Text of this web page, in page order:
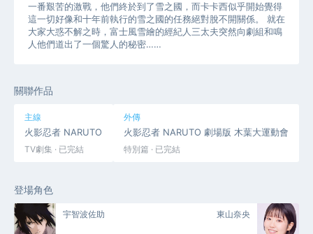
一番艱苦的激戰，他們終於到了雪之國，而卡卡西似乎開始覺得
這一切好像和十年前執行的雪之國的任務絕對脫不開關係。 就在
大家大惑不解之時，富士風雪繪的經紀人三太夫突然向劇組和鳴
人他們道出了一個驚人的秘密……
關聯作品
主線
火影忍者 NARUTO
TV劇集 · 已完結
外傳
火影忍者 NARUTO 劇場版 木葉大運動會
特別篇 · 已完結
登場角色
宇智波佐助 東山奈央